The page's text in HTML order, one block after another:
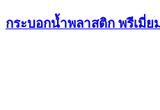
กระบอกน้ำพลาสติก พรีเมี่ย